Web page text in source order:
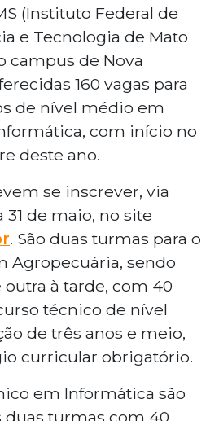
(Instituto Federal de
e Tecnologia de Mato
campus de Nova
160 vagas para
de nível médio em
com início no
deste ano.
se inscrever, via
de maio, no site
. São duas turmas para o
Agropecuária, sendo
à tarde, com 40
técnico de nível
de três anos e meio,
curricular obrigatório.
em Informática são
duas turmas com 40